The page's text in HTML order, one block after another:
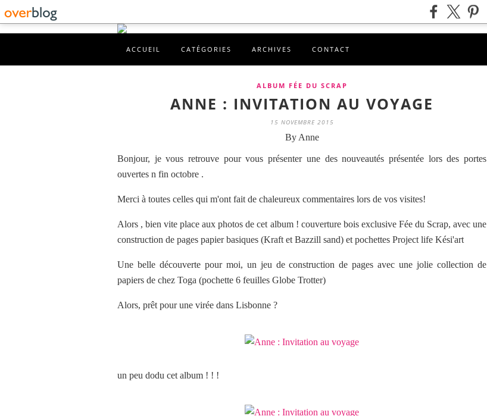
ACCUEIL CATÉGORIES ARCHIVES CONTACT
ALBUM FÉE DU SCRAP
ANNE : INVITATION AU VOYAGE
15 NOVEMBRE 2015
By Anne
Bonjour, je vous retrouve pour vous présenter une des nouveautés présentée lors des portes
ouvertes n fin octobre .
Merci à toutes celles qui m'ont fait de chaleureux commentaires lors de vos visites!
Alors , bien vite place aux photos de cet album ! couverture bois exclusive Fée du Scrap, avec une
construction de pages papier basiques (Kraft et Bazzill sand) et pochettes Project life Kési'art
Une belle découverte pour moi, un jeu de construction de pages avec une jolie collection de
papiers de chez Toga (pochette 6 feuilles Globe Trotter)
Alors, prêt pour une virée dans Lisbonne ?
un peu dodu cet album ! ! !